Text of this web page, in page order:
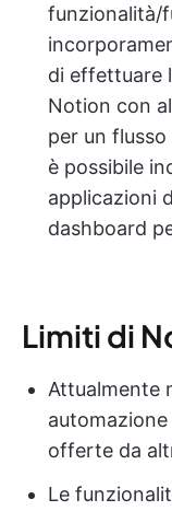
funzionalità/
di effettuare
Notion con
per un
è possibile
applicazioni
dashboard
Limiti di
Attualmente
offerte da
Le